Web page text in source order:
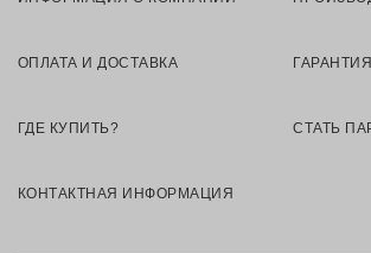
ОПЛАТА И ДОСТАВКА
ГДЕ КУПИТЬ? СТАТЬ
КОНТАКТНАЯ ИНФОРМАЦИЯ